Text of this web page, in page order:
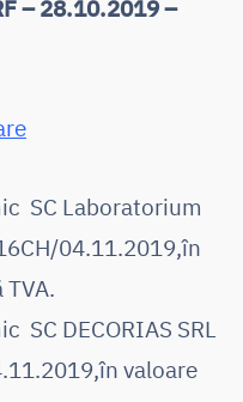
– 28.10.2019 –
SC Laboratorium
04.11.2019,în
DECORIAS SRL
valoare